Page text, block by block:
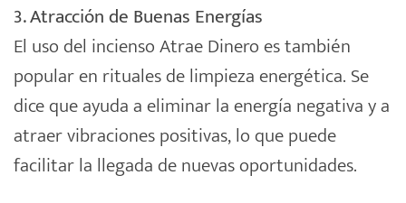
3. Atracción de Buenas Energías
El uso del incienso Atrae Dinero es también
popular en rituales de limpieza energética. Se
dice que ayuda a eliminar la energía negativa y a
atraer vibraciones positivas, lo que puede
facilitar la llegada de nuevas oportunidades.